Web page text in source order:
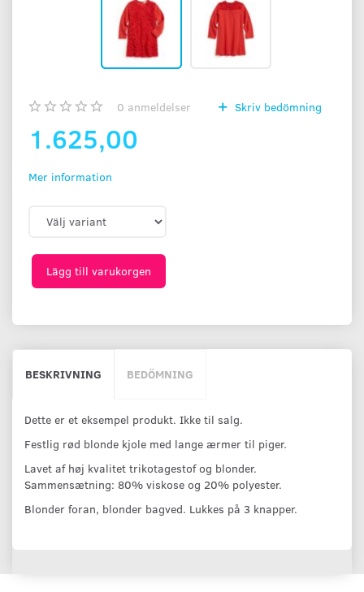
0 anmeldelser Skriv bedömning
1.625,00
Mer information
Lägg till varukorgen
BESKRIVNING BEDÖMNING
Dette er et eksempel produkt. Ikke til salg.
Festlig rød blonde kjole med lange ærmer til piger.
Lavet af høj kvalitet trikotagestof og blonder.
Sammensætning: 80% viskose og 20% polyester.
Blonder foran, blonder bagved. Lukkes på 3 knapper.